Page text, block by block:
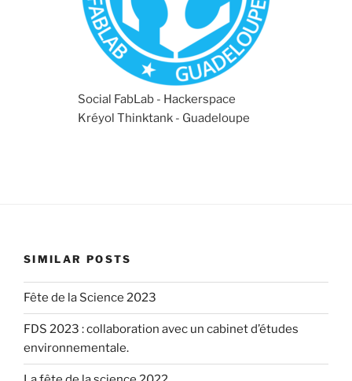
Social FabLab - Hackerspace
Kréyol Thinktank - Guadeloupe
SIMILAR POSTS
Fête de la Science 2023
FDS 2023 : collaboration avec un cabinet d’études
environnementale.